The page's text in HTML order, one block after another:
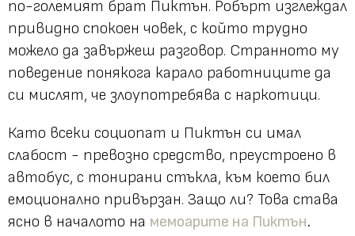
по-големият брат Пиктън. Робърт изглеждал
привидно спокоен човек, с който трудно
можело да завържеш разговор. Странното му
поведение понякога карало работниците да
си мислят, че злоупотребява с наркотици.
Като всеки социопат и Пиктън си имал
слабост - превозно средство, преустроено в
автобус, с тонирани стъкла, към което бил
емоционално привързан. Защо ли? Това става
ясно в началото на мемоарите на Пиктън.